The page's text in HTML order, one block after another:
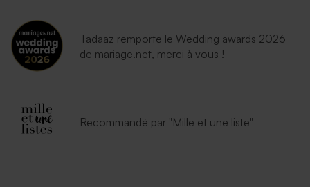
Tadaaz remporte le Wedding awards 2026
de mariage.net, merci à vous !
Recommandé par "Mille et une liste"